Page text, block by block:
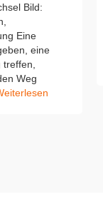
Bild:
Eine
eine
Weg